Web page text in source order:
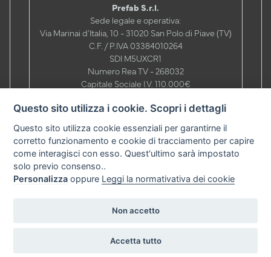
Prefab S.r.l.
Sede legale e operativa:
Via Marinai d'Italia, 10 - 31020 San Polo di Piave (TV)
C.F. / P.IVA 03384010264
SDI M5UXCR1
Numero Rea TV - 268032
Capitale Sociale I.V. 110.000€
Mailinfo@prefabitaly.com|commerciale@prefabitaly.com
Orari Uffici:
08.00 - 12.00 / 13.30 - 17.00
Orari Carico / Scarico:
07.30 - 11.30 / 13.30 - 16.30
Privacy PolicyPolitica aziendale
Questo sito utilizza i cookie. Scopri i dettagli
Questo sito utilizza cookie essenziali per garantirne il
corretto funzionamento e cookie di tracciamento per capire
come interagisci con esso. Quest'ultimo sarà impostato
solo previo consenso..
Personalizza oppure Leggi la normativativa dei cookie
Non accetto
Accetta tutto